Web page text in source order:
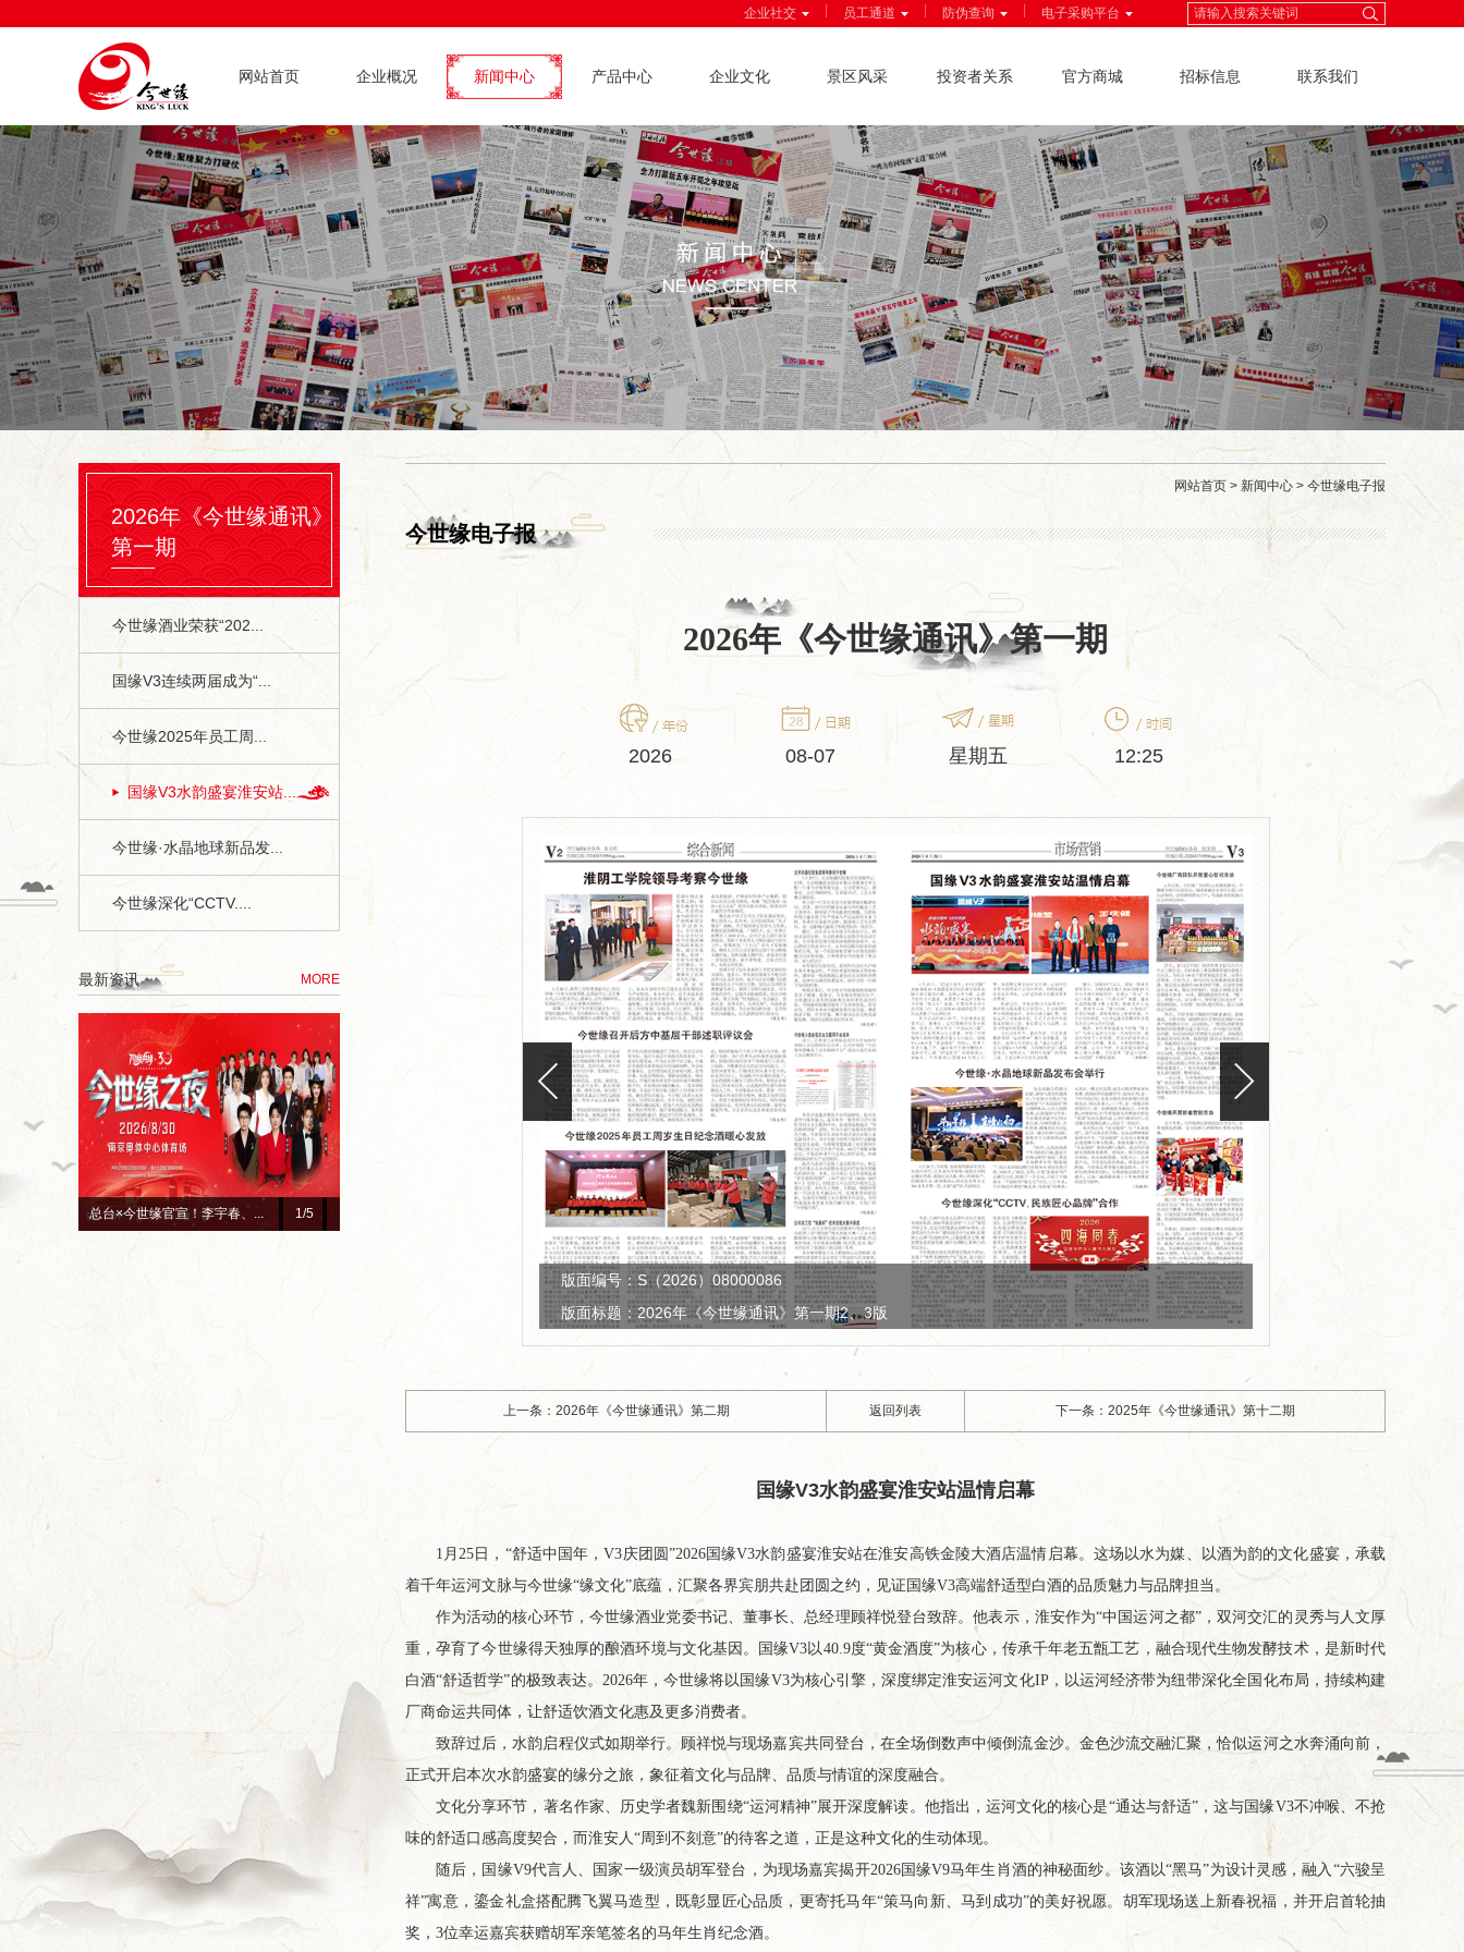
企业社交 员工通道 防伪查询 电子采购平台
网站首页 企业概况 新闻中心 产品中心 企业文化 景区风采 投资者关系 官方商城 招标信息 联系我们
2026年《今世缘通讯》
第一期
今世缘酒业荣获“202...
国缘V3连续两届成为“...
今世缘2025年员工周...
国缘V3水韵盛宴淮安站...
今世缘·水晶地球新品发...
今世缘深化“CCTV....
最新资讯 MORE
1/5
总台×今世缘官宣！李宇春、... 超级工厂开箱记｜以数智之力... 山海隔不断热爱！国缘牵线，... 从田间到舌尖,今世缘积极探...
网站首页 > 新闻中心 > 今世缘电子报
今世缘电子报
2026年《今世缘通讯》第一期
2026 08-07 星期五 12:25
版面编号：S（2026）08000086
版面标题：2026年《今世缘通讯》第一期2、3版
上一条：2026年《今世缘通讯》第二期 返回列表 下一条：2025年《今世缘通讯》第十二期
国缘V3水韵盛宴淮安站温情启幕
1月25日，“舒适中国年，V3庆团圆”2026国缘V3水韵盛宴淮安站在淮安高铁金陵大酒店温情启幕。这场以水为媒、以酒为韵的文化盛宴，承载
着千年运河文脉与今世缘“缘文化”底蕴，汇聚各界宾朋共赴团圆之约，见证国缘V3高端舒适型白酒的品质魅力与品牌担当。
作为活动的核心环节，今世缘酒业党委书记、董事长、总经理顾祥悦登台致辞。他表示，淮安作为“中国运河之都”，双河交汇的灵秀与人文厚
重，孕育了今世缘得天独厚的酿酒环境与文化基因。国缘V3以40.9度“黄金酒度”为核心，传承千年老五甑工艺，融合现代生物发酵技术，是新时代
白酒“舒适哲学”的极致表达。2026年，今世缘将以国缘V3为核心引擎，深度绑定淮安运河文化IP，以运河经济带为纽带深化全国化布局，持续构建
厂商命运共同体，让舒适饮酒文化惠及更多消费者。
致辞过后，水韵启程仪式如期举行。顾祥悦与现场嘉宾共同登台，在全场倒数声中倾倒流金沙。金色沙流交融汇聚，恰似运河之水奔涌向前，
正式开启本次水韵盛宴的缘分之旅，象征着文化与品牌、品质与情谊的深度融合。
文化分享环节，著名作家、历史学者魏新围绕“运河精神”展开深度解读。他指出，运河文化的核心是“通达与舒适”，这与国缘V3不冲喉、不抢
味的舒适口感高度契合，而淮安人“周到不刻意”的待客之道，正是这种文化的生动体现。
随后，国缘V9代言人、国家一级演员胡军登台，为现场嘉宾揭开2026国缘V9马年生肖酒的神秘面纱。该酒以“黑马”为设计灵感，融入“六骏呈
祥”寓意，鎏金礼盒搭配腾飞翼马造型，既彰显匠心品质，更寄托马年“策马向新、马到成功”的美好祝愿。胡军现场送上新春祝福，并开启首轮抽
奖，3位幸运嘉宾获赠胡军亲笔签名的马年生肖纪念酒。